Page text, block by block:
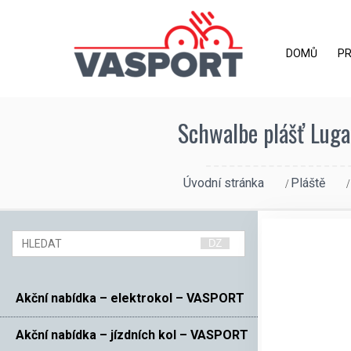
DOMŮ
Schwalbe plášť
Úvodní stránka Pláště
Akční nabídka – elektrokol – VASPORT
Akční nabídka – jízdních kol – VASPORT